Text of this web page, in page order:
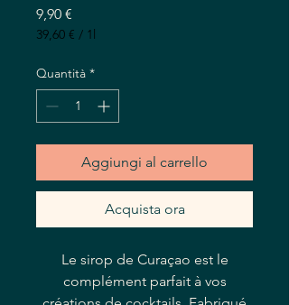
9,90 €
39,60 € / 1l
ogni
1
litro
Quantità *
Aggiungi al carrello
Acquista ora
Le sirop de Curaçao est le
complément parfait à vos